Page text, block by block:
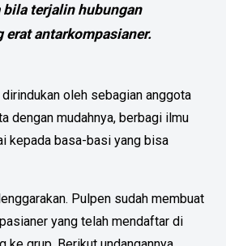
bila terjalin hubungan
erat antarkompasianer.
oleh sebagian anggota
dengan mudahnya, berbagi ilmu
kepada basa-basi yang bisa
Pulpen sudah membuat
yang telah mendaftar di